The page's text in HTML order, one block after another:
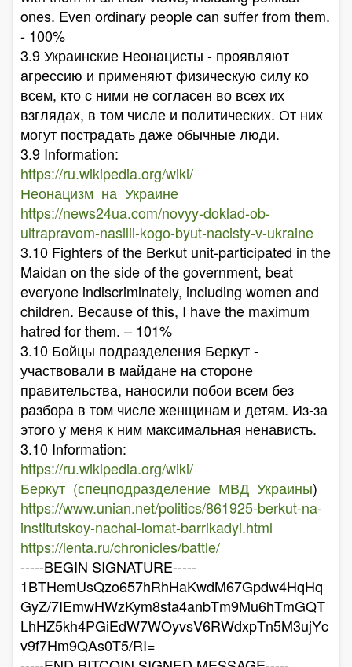
ones. Even ordinary people can suffer from them.
- 100%
3.9 Украинские Неонацисты - проявляют
агрессию и применяют физическую силу ко
всем, кто с ними не согласен во всех их
взглядах, в том числе и политических. От них
могут пострадать даже обычные люди.
3.9 Information:
https://ru.wikipedia.org/wiki/
Неонацизм_на_Украине
https://news24ua.com/novyy-doklad-ob-
ultrapravom-nasilii-kogo-byut-nacisty-v-ukraine
3.10 Fighters of the Berkut unit-participated in the
Maidan on the side of the government, beat
everyone indiscriminately, including women and
children. Because of this, I have the maximum
hatred for them. – 101%
3.10 Бойцы подразделения Беркут -
участвовали в майдане на стороне
правительства, наносили побои всем без
разбора в том числе женщинам и детям. Из-за
этого у меня к ним максимальная ненависть.
3.10 Information:
https://ru.wikipedia.org/wiki/
Беркут_(спецподразделение_МВД_Украины)
https://www.unian.net/politics/861925-berkut-na-
institutskoy-nachal-lomat-barrikadyi.html
https://lenta.ru/chronicles/battle/
-----BEGIN SIGNATURE-----
1BTHemUsQzo657hRhHaKwdM67Gpdw4HqHq
GyZ/7IEmwHWzKym8sta4anbTm9Mu6hTmGQT
LhHZ5kh4PGiEdW7WOyvsV6RWdxpTn5M3ujYc
v9f7Hm9QAs0T5/RI=